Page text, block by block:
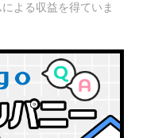
よる収益を得ていま